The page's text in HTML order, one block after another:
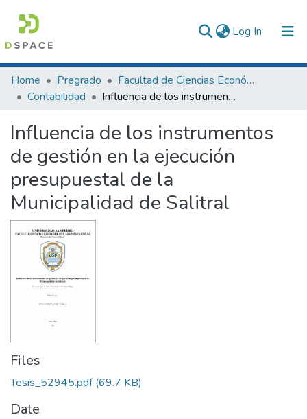
Log In (current)
Communities & Collections
All of DSpace
Statistics
Home Pregrado
Facultad de Ciencias Económicas y Administrativas
Contabilidad
Influencia de los instrumentos de gestión en la ejecución presupuestal de la Municipalidad de Salitral
Influencia de los instrumentos
de gestión en la ejecución
presupuestal de la
Municipalidad de Salitral
Files
Tesis_52945.pdf(69.7 KB)
Date